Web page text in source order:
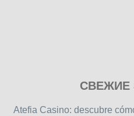
free
СВЕЖИЕ
Atefia Casino: descubre